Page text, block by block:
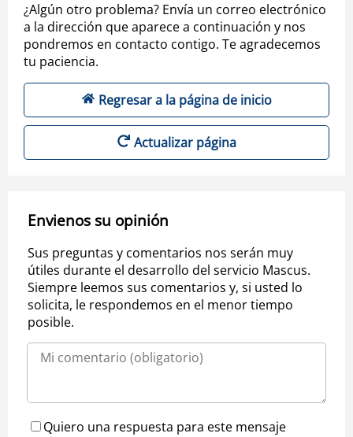
¿Algún otro problema? Envía un correo electrónico
a la dirección que aparece a continuación y nos
pondremos en contacto contigo. Te agradecemos
tu paciencia.
Regresar a la página de inicio
Actualizar página
Envienos su opinión
Sus preguntas y comentarios nos serán muy
útiles durante el desarrollo del servicio Mascus.
Siempre leemos sus comentarios y, si usted lo
solicita, le respondemos en el menor tiempo
posible.
Quiero una respuesta para este mensaje